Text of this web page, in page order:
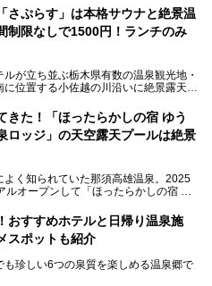
で行きやすい鬼怒川温泉の渓流沿いに
ングの他にも天然温泉の大浴場とサウ
ービスのラウンジなど館内で楽しめるス
り、3世代旅行やグループ旅行にもぴっ
語Premium 鬼怒川観光ホテル」の魅
ゃいます。
語ホテルズ＆リゾーツ株式会社【P
物語Premium 鬼怒川観光ホテルのPR
さぷらす」は本格サウナと絶景温
制限なしで1500円！ランチのみ
が立ち並ぶ栃木県有数の温泉観光地・
位置する小佐越の川沿いに絶景露天風
け流しの水風呂、天然温泉の露天風
ど備えて、決して大規模施設ではあり
観光の行き帰りに、はたまたサウナで
ための目的地に！ぜひオススメしたい
制限も無いので1人1,500円でひがな一
んでお昼も食べてごろごろできちゃい
きた！「ほったらかしの宿 ゆう
ロッジ」の天空露天プールは絶景
よく知られていた那須高雄温泉。2025
オープンして「ほったらかしの宿 ゆ
少し離れた静かな環境、一軒宿ゆえに
の絶景、日帰り入浴や素泊まりで気楽
り4,500円～と、思い立ったらすぐに
おすすめホテルと日帰り温泉施
スポットも紹介
も珍しい6つの泉質を楽しめる温泉郷で